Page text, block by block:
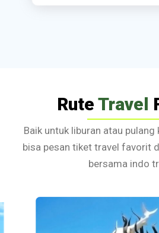
Rute Travel
Baik untuk liburan atau pulang
bisa pesan tiket travel favorit
bersama indo